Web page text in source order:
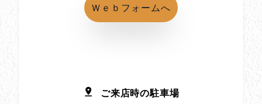
Ｗｅｂフォームへ
ご来店時の駐車場